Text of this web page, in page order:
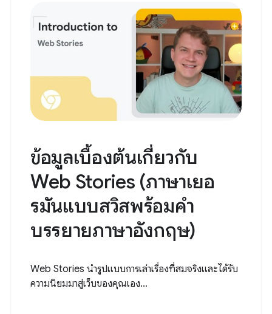
ข้อมูลเบื้องต้นเกี่ยวกับ
Web Stories (ภาษาเยอ
รมันแบบสวิสพร้อมคำ
บรรยายภาษาอังกฤษ)
Web Stories นำรูปแบบการเล่าเรื่องที่สมจริงและได้รับ
ความนิยมมาสู่เว็บของคุณเอง...